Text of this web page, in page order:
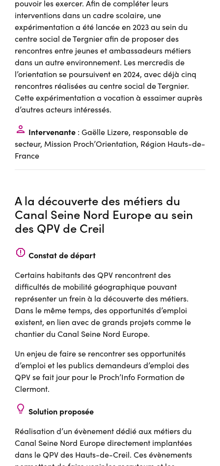
pouvoir les exercer. Afin de compléter leurs
interventions dans un cadre scolaire, une
expérimentation a été lancée en 2023 au sein du
centre social de Tergnier afin de proposer des
rencontres entre jeunes et ambassadeurs métiers
dans un autre environnement. Les mercredis de
l’orientation se poursuivent en 2024, avec déjà cinq
rencontres réalisées au centre social de Tergnier.
Cette expérimentation a vocation à essaimer auprès
d’autres acteurs intéressés.
person Intervenante : Gaëlle Lizere, responsable de
secteur, Mission Proch’Orientation, Région Hauts-de-
France
A la découverte des métiers du
Canal Seine Nord Europe au sein
des QPV de Creil
report Constat de départ
Certains habitants des QPV rencontrent des
difficultés de mobilité géographique pouvant
représenter un frein à la découverte des métiers.
Dans le même temps, des opportunités d’emploi
existent, en lien avec de grands projets comme le
chantier du Canal Seine Nord Europe.
Un enjeu de faire se rencontrer ses opportunités
d’emploi et les publics demandeurs d’emploi des
QPV se fait jour pour le Proch’Info Formation de
Clermont.
lightbulb Solution proposée
Réalisation d’un évènement dédié aux métiers du
Canal Seine Nord Europe directement implantées
dans le QPV des Hauts-de-Creil. Ces évènements